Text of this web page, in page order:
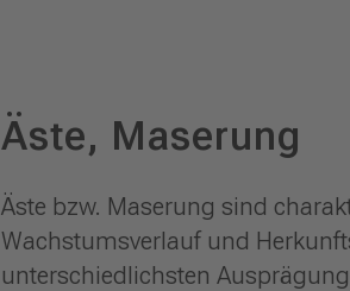
Äste, Maserung
Äste bzw. Maserung sind
Wachstumsverlauf und
unterschiedlichsten